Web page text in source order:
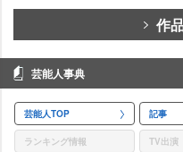
作
芸能人事典
芸能人TOP 記事
ランキング情報 TV出演